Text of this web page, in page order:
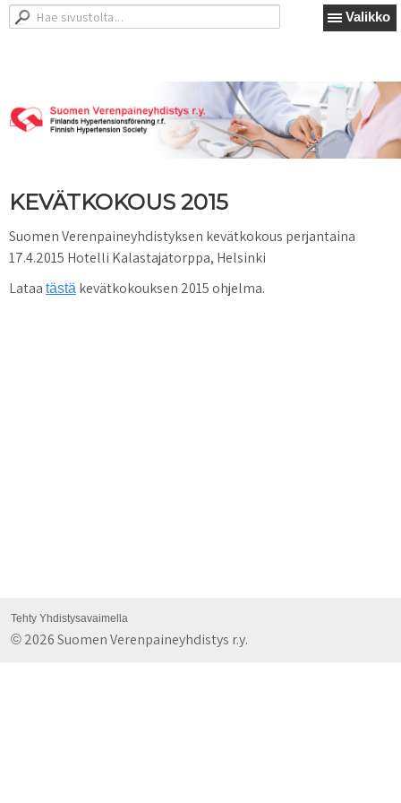
Valikko
KEVÄTKOKOUS 2015
Suomen Verenpaineyhdistyksen kevätkokous perjantaina
17.4.2015 Hotelli Kalastajatorppa, Helsinki
Lataa tästä kevätkokouksen 2015 ohjelma.
Tehty Yhdistysavaimella
© 2026 Suomen Verenpaineyhdistys r.y.